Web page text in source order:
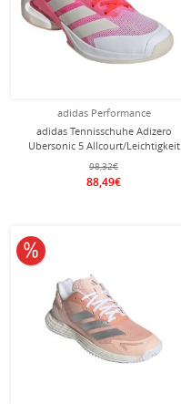
adidas Performance
adidas Tennisschuhe Adizero
Ubersonic 5 Allcourt/Leichtigkeit
pink/rot/weiss Damen
98,32€
88,49€
10% reduziert